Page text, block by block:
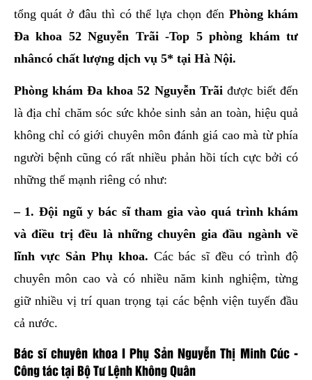
tổng quát ở đâu thì có thể lựa chọn đến Phòng khám
Đa khoa 52 Nguyễn Trãi -Top 5 phòng khám tư
nhâncó chất lượng dịch vụ 5* tại Hà Nội.
Phòng khám Đa khoa 52 Nguyễn Trãi được biết đến
là địa chỉ chăm sóc sức khỏe sinh sản an toàn, hiệu quả
không chỉ có giới chuyên môn đánh giá cao mà từ phía
người bệnh cũng có rất nhiều phản hồi tích cực bởi có
những thế mạnh riêng có như:
– 1. Đội ngũ y bác sĩ tham gia vào quá trình khám
và điều trị đều là những chuyên gia đầu ngành về
lĩnh vực Sản Phụ khoa. Các bác sĩ đều có trình độ
chuyên môn cao và có nhiều năm kinh nghiệm, từng
giữ nhiều vị trí quan trọng tại các bệnh viện tuyến đầu
cả nước.
Bác sĩ chuyên khoa I Phụ Sản Nguyễn Thị Minh Cúc -
Công tác tại Bộ Tư Lệnh Không Quân